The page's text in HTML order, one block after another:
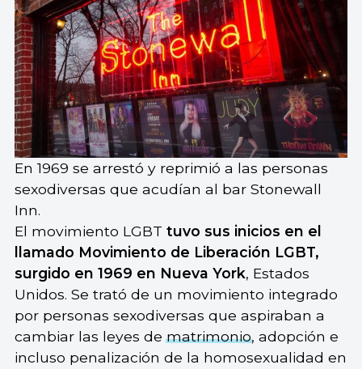
En 1969 se arrestó y reprimió a las personas
sexodiversas que acudían al bar Stonewall
Inn.
El movimiento LGBT tuvo sus inicios en el
llamado Movimiento de Liberación LGBT,
surgido en 1969 en Nueva York, Estados
Unidos. Se trató de un movimiento integrado
por personas sexodiversas que aspiraban a
cambiar las leyes dematrimonio, adopción e
incluso penalización de la homosexualidad en